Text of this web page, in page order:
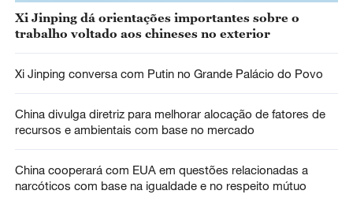
Xi Jinping dá orientações importantes sobre o
trabalho voltado aos chineses no exterior
Xi Jinping conversa com Putin no Grande Palácio do Povo
China divulga diretriz para melhorar alocação de fatores de
recursos e ambientais com base no mercado
China cooperará com EUA em questões relacionadas a
narcóticos com base na igualdade e no respeito mútuo